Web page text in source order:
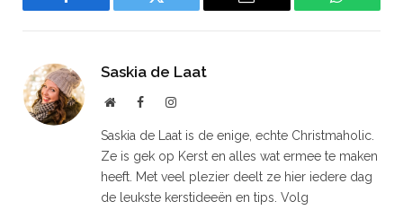
Facebook Twitter Email
Saskia de Laat
WebsiteFacebookInstagram
Saskia de Laat is de enige, echte Christmaholic.
Ze is gek op Kerst en alles wat ermee te maken
heeft. Met veel plezier deelt ze hier iedere dag
de leukste kerstideeën en tips. Volg